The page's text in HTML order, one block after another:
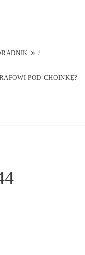
/
POD CHOINKĘ?